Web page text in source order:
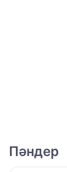
Пәндер